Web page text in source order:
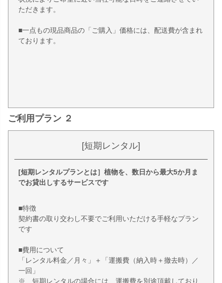
ただきます。
■一点もの現品商品の「ご購入」価格には、配送費が含まれ
ております。
ご利用プラン ２
[短期レンタル]
[短期レンタルプランとは］植物を、数日から最大5か月ま
でお貸出しするサービスです
■特徴
契約書の取り交わし不要でご利用いただける手軽なプラン
です
■費用について
「レンタル料金／月々」＋「運搬費（納入時＋撤去時）／
一回」
※ 短期レンタルの場合には、運搬費を別途頂戴しており